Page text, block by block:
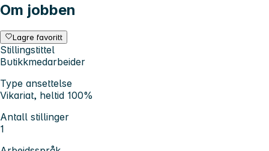
Om jobben
Lagre favoritt
Stillingstittel
Butikkmedarbeider
Type ansettelse
Vikariat, heltid 100%
Antall stillinger
1